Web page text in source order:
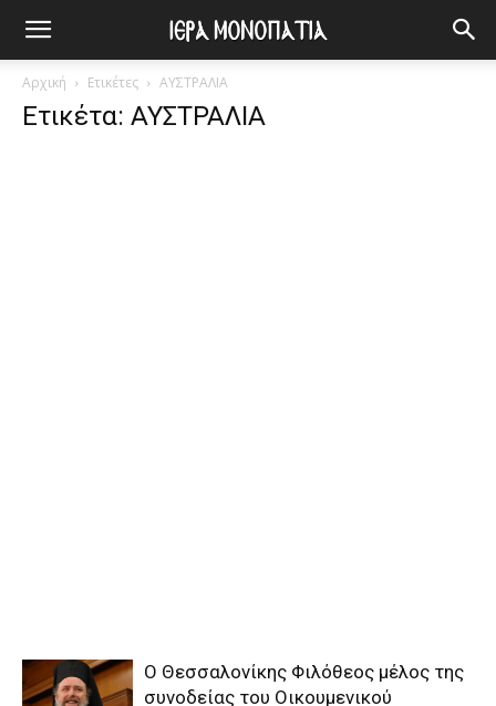
Αρχική Ετικέτες ΑΥΣΤΡΑΛΙΑ
Ετικέτα: ΑΥΣΤΡΑΛΙΑ
Ο Θεσσαλονίκης Φιλόθεος μέλος της
συνοδείας του Οικουμενικού